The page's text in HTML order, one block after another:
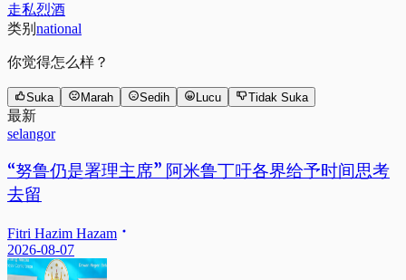
走私烈酒
类别 national
你觉得怎么样？
Suka Marah Sedih Lucu Tidak Suka
最新
selangor
“努鲁仍是署理主席” 阿米鲁丁吁各界给予时间思考
去留
Fitri Hazim Hazam
2026-08-07